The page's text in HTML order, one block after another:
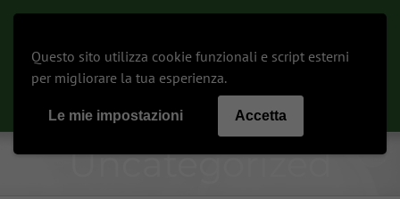
Questo sito utilizza cookie funzionali e script esterni
per migliorare la tua esperienza.
Le mie impostazioni Accetta
Arredo Esterno
Uncategorized